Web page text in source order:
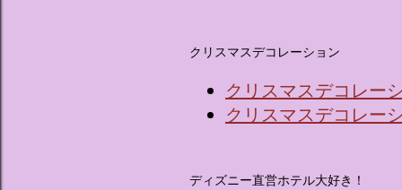
クリスマスデコレーション
クリスマスデコレー
クリスマスデコレー
ディズニー直営ホテル大好き！